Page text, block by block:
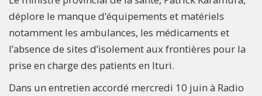
déplore le manque d’équipements et matériels
notamment les ambulances, les médicaments et
l’absence de sites d’isolement aux frontières pour la
prise en charge des patients en Ituri.
Dans un entretien accordé mercredi 10 juin à Radio